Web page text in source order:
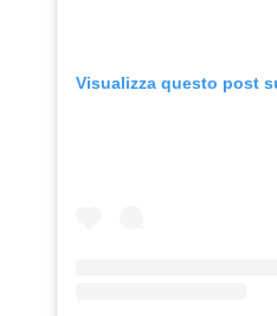
Visualizza questo post